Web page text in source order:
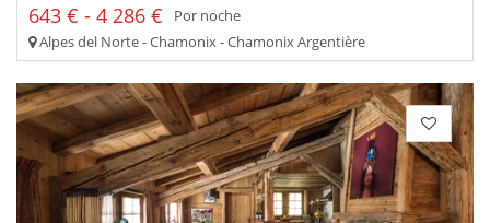
643 € - 4 286 €
Por noche
Alpes del Norte - Chamonix - Chamonix Argentière